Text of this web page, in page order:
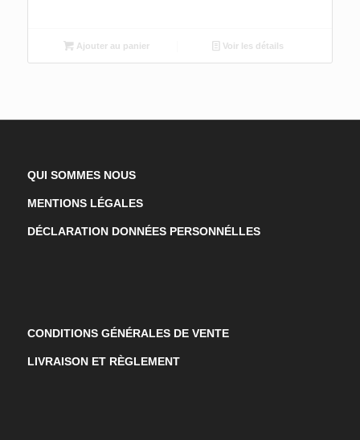
Ajouter au panier Voir les détails
QUI SOMMES NOUS
MENTIONS LÉGALES
DÉCLARATION DONNÉES PERSONNÉLLES
CONDITIONS GÉNÉRALES DE VENTE
LIVRAISON ET RÈGLEMENT